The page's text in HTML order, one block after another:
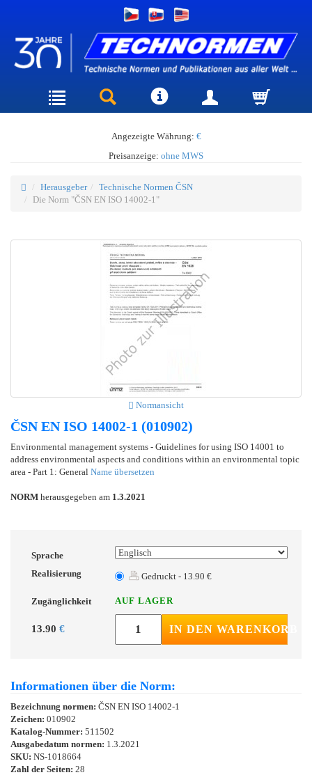
Angezeigte Währung: €
Preisanzeige: ohne MWS
Herausgeber
Technische Normen ČSN
Die Norm "ČSN EN ISO 14002-1"
Normansicht
ČSN EN ISO 14002-1 (010902)
Environmental management systems - Guidelines for using ISO 14001 to
address environmental aspects and conditions within an environmental topic
area - Part 1: General Name übersetzen
NORM herausgegeben am 1.3.2021
Sprache
Realisierung
Gedruckt - 13.90 €
Zugänglichkeit AUF LAGER
13.90 € IN DEN WARENKORB
Informationen über die Norm:
Bezeichnung normen: ČSN EN ISO 14002-1
Zeichen: 010902
Katalog-Nummer: 511502
Ausgabedatum normen: 1.3.2021
SKU: NS-1018664
Zahl der Seiten: 28